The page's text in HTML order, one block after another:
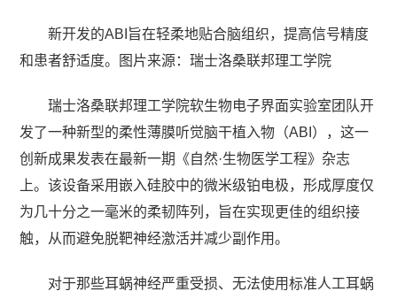
新开发的ABI旨在轻柔地贴合脑组织，提高信号精度
和患者舒适度。图片来源：瑞士洛桑联邦理工学院
瑞士洛桑联邦理工学院软生物电子界面实验室团队开
发了一种新型的柔性薄膜听觉脑干植入物（ABI），这一
创新成果发表在最新一期《自然·生物医学工程》杂志
上。该设备采用嵌入硅胶中的微米级铂电极，形成厚度仅
为几十分之一毫米的柔韧阵列，旨在实现更佳的组织接
触，从而避免脱靶神经激活并减少副作用。
对于那些耳蜗神经严重受损、无法使用标准人工耳蜗